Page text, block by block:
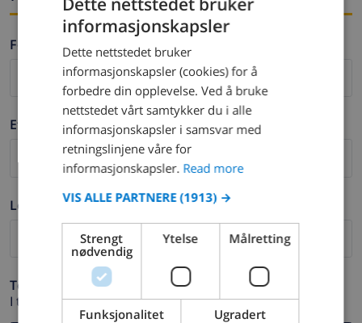
Fornavn *
Etternavn *
Logg ut *
Telefon *
I tilfelle din e-postadresse ikke fungerer.
SPANISH
GERMAN
CATALAN
NORWEGIAN
informasjonskapsler
Dette nettstedet bruker
informasjonskapsler (cookies) for å
forbedre din opplevelse. Ved å bruke
nettstedet vårt samtykker du i alle
informasjonskapsler i samsvar med
retningslinjene våre for
informasjonskapsler. Read more
VIS ALLE PARTNERE (1913) →
Strengt
nødvendig
Ytelse Målretting
Funksjonalitet Ugradert